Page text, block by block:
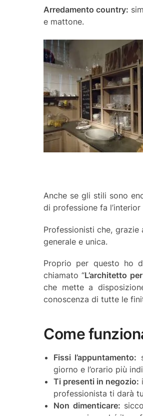
Arredamento country:
e mattone.
Anche se gli stili sono
di professione fa l’interior
Professionisti che, grazie
generale e unica.
Proprio per questo ho
chiamato “L’architetto
che mette a
conoscenza di tutte le
Come
Fissi l’appuntamento:
giorno e l’orario più
Ti presenti in negozio:
professionista ti darà
Non dimenticare: